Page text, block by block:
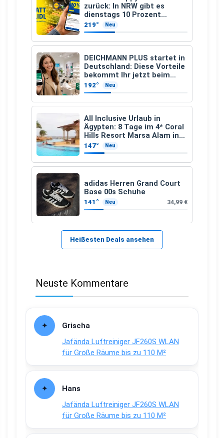
zurück: In NRW gibt es
dienstags 10 Prozent
Rabatt
219° Neu
DEICHMANN PLUS startet in
Deutschland: Diese Vorteile
bekommt Ihr jetzt beim
Schuhkauf
192° Neu
All Inclusive Urlaub in
Ägypten: 8 Tage im 4* Coral
Hills Resort Marsa Alam inkl.
Flüge ab 299 € p.P.
147° Neu
adidas Herren Grand Court
Base 00s Schuhe
141° Neu 34,99 €
Heißesten Deals ansehen
Neuste Kommentare
Grischa
Jafända Luftreiniger JF260S WLAN
für Große Räume bis zu 110 M²
Hans
Jafända Luftreiniger JF260S WLAN
für Große Räume bis zu 110 M²